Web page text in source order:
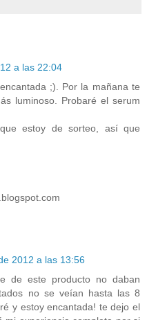
a las 22:04
;). Por la mañana te
luminoso. Probaré el serum
estoy de sorteo, así que
2012 a las 13:56
de este producto no daban
no se veían hasta las 8
y estoy encantada! te dejo el